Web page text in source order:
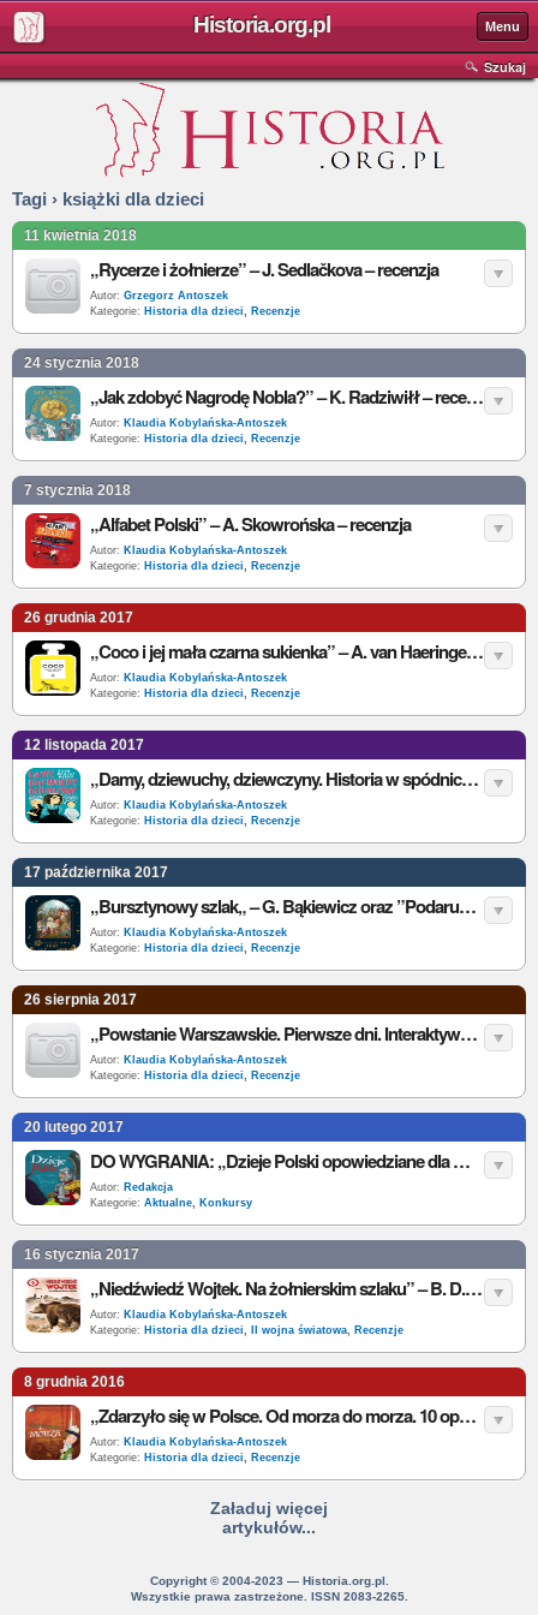
Historia.org.pl Menu
Szukaj
Tagi › książki dla dzieci
11 kwietnia 2018
„Rycerze i żołnierze” – J. Sedlačkova – recenzja
Autor: Grzegorz Antoszek
Kategorie: Historia dla dzieci, Recenzje
24 stycznia 2018
„Jak zdobyć Nagrodę Nobla?” – K. Radziwiłł – recenzja
Autor: Klaudia Kobylańska-Antoszek
Kategorie: Historia dla dzieci, Recenzje
7 stycznia 2018
„Alfabet Polski” – A. Skowrońska – recenzja
Autor: Klaudia Kobylańska-Antoszek
Kategorie: Historia dla dzieci, Recenzje
26 grudnia 2017
„Coco i jej mała czarna sukienka” – A. van Haeringen – recenzja
Autor: Klaudia Kobylańska-Antoszek
Kategorie: Historia dla dzieci, Recenzje
12 listopada 2017
„Damy, dziewuchy, dziewczyny. Historia w spódnicy” – A. Dziewit-Meller – recenzja
Autor: Klaudia Kobylańska-Antoszek
Kategorie: Historia dla dzieci, Recenzje
17 października 2017
„Bursztynowy szlak„ – G. Bąkiewicz oraz ”Podarunek królowej Jadwigi” – B. Ostrowicka – recenzja
Autor: Klaudia Kobylańska-Antoszek
Kategorie: Historia dla dzieci, Recenzje
26 sierpnia 2017
„Powstanie Warszawskie. Pierwsze dni. Interaktywne spotkanie z historią” – K. Mital – recenzja
Autor: Klaudia Kobylańska-Antoszek
Kategorie: Historia dla dzieci, Recenzje
20 lutego 2017
DO WYGRANIA: „Dzieje Polski opowiedziane dla młodzieży” - F. Konieczny
Autor: Redakcja
Kategorie: Aktualne, Konkursy
16 stycznia 2017
„Niedźwiedź Wojtek. Na żołnierskim szlaku” – B. D. Tak – recenzja
Autor: Klaudia Kobylańska-Antoszek
Kategorie: Historia dla dzieci, II wojna światowa, Recenzje
8 grudnia 2016
„Zdarzyło się w Polsce. Od morza do morza. 10 opowiadań z czasów Jagiellonów” – G. Bąkiewicz, K. Szymeczko, P. Wakuła – recenzja
Autor: Klaudia Kobylańska-Antoszek
Kategorie: Historia dla dzieci, Recenzje
Załaduj więcej
artykułów...
Copyright © 2004-2023 — Historia.org.pl.
Wszystkie prawa zastrzeżone. ISSN 2083-2265.